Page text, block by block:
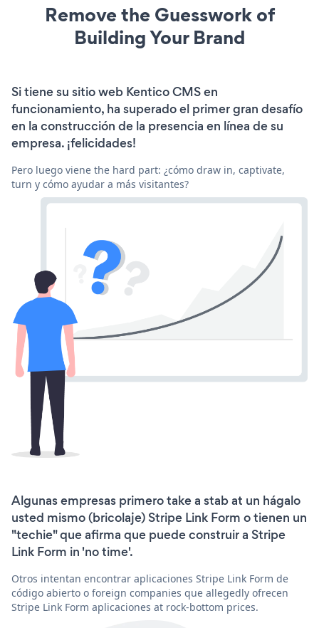
Remove the Guesswork of
Building Your Brand
Si tiene su sitio web Kentico CMS en
funcionamiento, ha superado el primer gran desafío
en la construcción de la presencia en línea de su
empresa. ¡felicidades!
Pero luego viene the hard part: ¿cómo draw in, captivate,
turn y cómo ayudar a más visitantes?
Algunas empresas primero take a stab at un hágalo
usted mismo (bricolaje) Stripe Link Form o tienen un
"techie" que afirma que puede construir a Stripe
Link Form in 'no time'.
Otros intentan encontrar aplicaciones Stripe Link Form de
código abierto o foreign companies que allegedly ofrecen
Stripe Link Form aplicaciones at rock-bottom prices.